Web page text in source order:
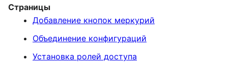
Страницы
Добавление кнопок меркурий
Объединение конфигураций
Установка ролей доступа